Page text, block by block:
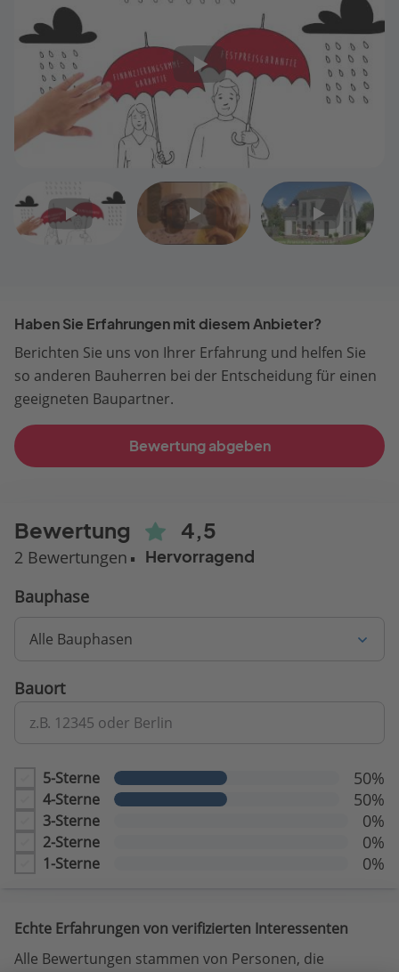
Video
Video
Video
3
Haben Sie Erfahrungen mit diesem Anbieter?
Berichten Sie uns von Ihrer Erfahrung und helfen Sie
so anderen Bauherren bei der Entscheidung für einen
geeigneten Baupartner.
Bewertung abgeben
Bewertung 4,5
2 Bewertungen Hervorragend
Bauphase
Alle Bauphasen
Bauort
z.B. 12345 oder Berlin
5-Sterne 50%
4-Sterne 50%
3-Sterne 0%
2-Sterne 0%
1-Sterne 0%
Echte Erfahrungen von verifizierten Interessenten
Alle Bewertungen stammen von Personen, die